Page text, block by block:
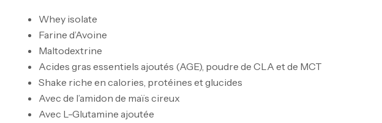
Whey isolate
Farine d’Avoine
Maltodextrine
Acides gras essentiels ajoutés (AGE), poudre de CLA et de MCT
Shake riche en calories, protéines et glucides
Avec de l’amidon de maïs cireux
Avec L-Glutamine ajoutée